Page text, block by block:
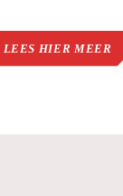
LEES HIER MEER